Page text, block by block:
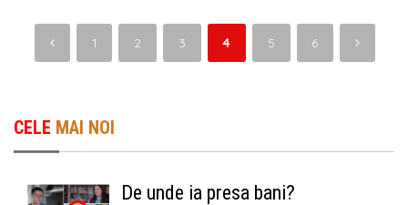
1 2 3 4 5 6
CELE MAI NOI
De unde ia presa bani?